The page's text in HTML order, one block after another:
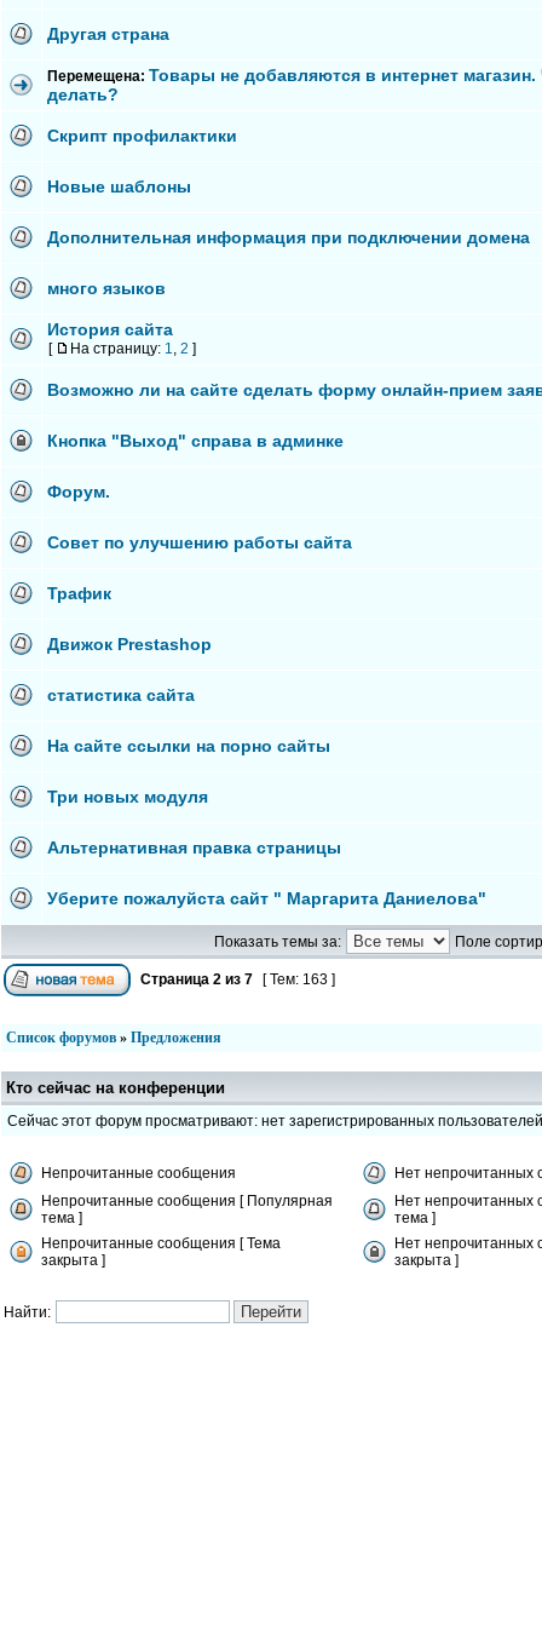
Другая страна
Перемещена: Товары не добавляются в интернет магазин.
делать?
Скрипт профилактики
Новые шаблоны
Дополнительная информация при подключении домена
много языков
История сайта
[ На страницу: 1, 2 ]
Возможно ли на сайте сделать форму онлайн-прием
Кнопка "Выход" справа в админке
Форум.
Совет по улучшению работы сайта
Трафик
Движок Prestashop
статистика сайта
На сайте ссылки на порно сайты
Три новых модуля
Альтернативная правка страницы
Уберите пожалуйста сайт " Маргарита Даниелова"
Показать темы за: Поле
Страница 2 из 7 [ Тем: 163 ]
Список форумов » Предложения
Кто сейчас на конференции
Сейчас этот форум просматривают: нет зарегистрированных пользователей
Непрочитанные сообщения
Нет непрочитанных
Непрочитанные сообщения [ Популярная
тема ]
Нет непрочитанных
тема ]
Непрочитанные сообщения [ Тема
закрыта ]
Нет непрочитанных
закрыта ]
Найти: